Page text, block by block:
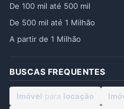
De 100 mil até 500 mil
De 500 mil até 1 Milhão
A partir de 1 Milhão
BUSCAS FREQUENTES
Imóvel para locação